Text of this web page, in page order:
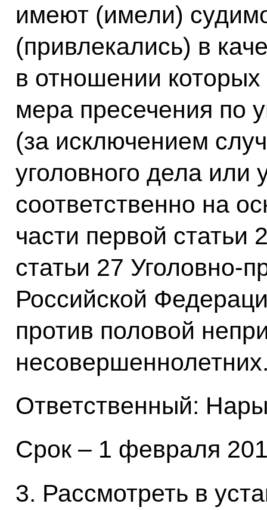
имеют (имели)
(привлекались) в
в отношении
мера пресечения по
(за исключением
уголовного дела или
соответственно на
части первой статьи
статьи 27 Уголовно-
Российской
против половой
Ответственный:
Срок – 1 февраля
3. Рассмотреть в